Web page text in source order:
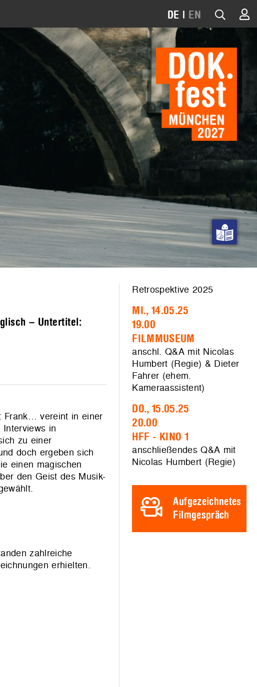
DE | EN
– Untertitel:
Frank… vereint in einer
in
zu einer
doch ergeben sich
einen magischen
den Geist des Musik-
zahlreiche
erhielten.
Retrospektive 2025
MI., 14.05.25
19.00
FILMMUSEUM
anschl. Q&A mit Nicolas
Humbert (Regie) & Dieter
Fahrer (ehem.
Kameraassistent)
DO., 15.05.25
20.00
HFF - KINO 1
anschließendes Q&A mit
Nicolas Humbert (Regie)
Aufgezeichnetes
Filmgespräch